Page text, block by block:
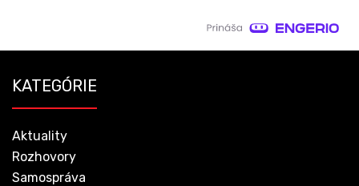
KATEGÓRIE
Aktuality
Rozhovory
Samospráva